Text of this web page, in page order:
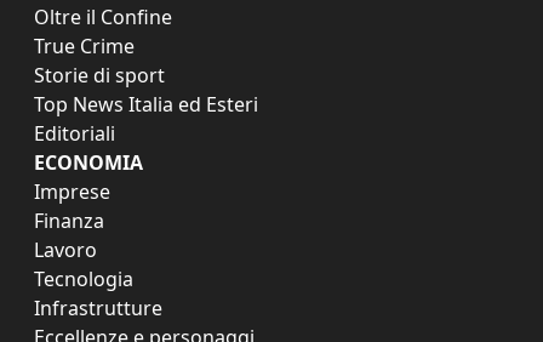
Oltre il Confine
True Crime
Storie di sport
Top News Italia ed Esteri
Editoriali
ECONOMIA
Imprese
Finanza
Lavoro
Tecnologia
Infrastrutture